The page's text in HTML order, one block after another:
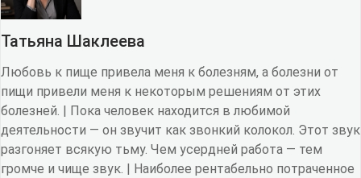
Татьяна Шаклеева
Любовь к пище привела меня к болезням, а болезни от
пищи привели меня к некоторым решениям от этих
болезней. | Пока человек находится в любимой
деятельности — он звучит как звонкий колокол. Этот звук
разгоняет всякую тьму. Чем усердней работа — тем
громче и чище звук. | Наиболее рентабельно потраченное